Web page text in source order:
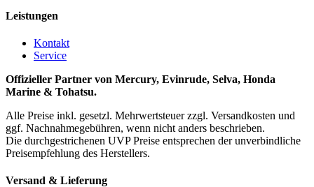
Leistungen
Kontakt
Service
Offizieller Partner von Mercury, Evinrude, Selva, Honda
Marine & Tohatsu.
Alle Preise inkl. gesetzl. Mehrwertsteuer zzgl. Versandkosten und
ggf. Nachnahmegebühren, wenn nicht anders beschrieben.
Die durchgestrichenen UVP Preise entsprechen der unverbindliche
Preisempfehlung des Herstellers.
Versand & Lieferung